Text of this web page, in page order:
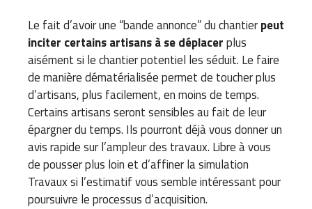
Le fait d’avoir une “bande annonce” du chantierpeut
inciter certains artisans à se déplacerplus
aisément si le chantier potentiel les séduit. Le faire
de manière dématérialisée permet de toucher plus
d’artisans, plus facilement, en moins de temps.
Certains artisans seront sensibles au fait de leur
épargner du temps. Ils pourront déjà vous donner un
avis rapide sur l’ampleur des travaux. Libre à vous
de pousser plus loin et d’affiner la simulation
Travaux si l’estimatif vous semble intéressant pour
poursuivre le processus d’acquisition.